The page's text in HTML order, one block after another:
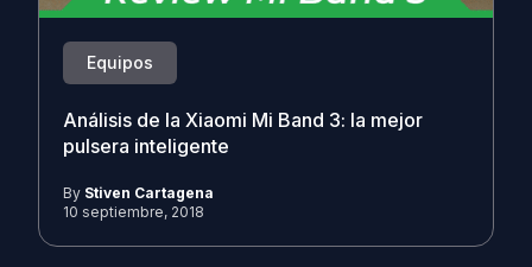
Equipos
Análisis de la Xiaomi Mi Band 3: la mejor
pulsera inteligente
By Stiven Cartagena
10 septiembre, 2018